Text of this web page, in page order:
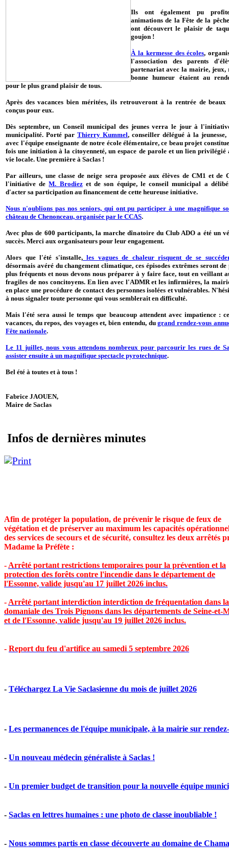
Ils ont également pu
animations de la Fête de la
ont découvert le plaisir de
goujon !
À la kermesse des écoles,
l'association des parents
partenariat avec la mairie, jeux,
bonne humeur étaient au
pour le plus grand plaisir de tous.
Après des vacances bien méritées, ils retrouveront à la rentrée de beaux
conçus pour eux.
Dès septembre, un Conseil municipal des jeunes verra le jour à
municipalité. Porté par Thierry Kummel, conseiller délégué à la
avec l'équipe enseignante de notre école élémentaire, ce beau projet
fois une initiation à la citoyenneté, un espace de parole et un lien privilégié
vie locale. Une première à Saclas !
Par ailleurs, une classe de neige sera proposée aux élèves de CM1 et de
l'initiative deM. Brodiezet de son équipe, le conseil municipal a
d'acter sa participation au financement de cette heureuse initiative.
Nous n'oublions pas nos seniors, qui ont pu participer à une magnifique
château de Chenonceau, organisée par le CCAS.
Avec plus de 600 participants, la marche dînatoire du Club ADO a été un
succès. Merci aux organisateurs pour leur engagement.
Alors que l'été s'installe,les vagues de chaleur risquent de se
désormais avéré du changement climatique, ces épisodes extrêmes seront de
plus fréquents et nous devons nous préparer à y faire face, tout en veillant
fragiles de nos concitoyens. En lien avec l'ADMR et les infirmières, la
en place une procédure de contact des personnes isolées et vulnérables.
à nous signaler toute personne qui vous semblerait en difficulté.
Mais l'été sera aussi le temps que beaucoup attendent avec impatience :
vacances, du repos, des voyages et, bien entendu, dugrand rendez-vous
Fête nationale.
Le 11 juillet, nous vous attendons nombreux pour parcourir les rues de
assister ensuite à un magnifique spectacle pyrotechnique.
Bel été à toutes et à tous !
Fabrice JAOUEN,
Maire de Saclas
Infos de dernières minutes
Afin de protéger la population, de prévenir le risque de feux de
végétation et de préserver au maximum les capacités
des services de secours et de sécurité, consultez les deux arrêtés
Madame la Préfète :
-Arrêté portant restrictions temporaires pour la prévention et la
protection des forêts contre l'incendie dans le département de
l'Essonne, valide jusqu'au 17 juillet 2026 inclus.
-Arrêté portant interdiction interdiction de fréquentation dans
domaniale des Trois Pignons dans les départements de Seine-et-
et de l'Essonne, valide jusqu'au 19 juillet 2026 inclus.
- Report du feu d'artifice au samedi 5 septembre 2026
- Téléchargez La Vie Saclasienne du mois de juillet 2026
- Les permanences de l'équipe municipale, à la mairie sur
- Un nouveau médecin généraliste à Saclas !
- Un premier budget de transition pour la nouvelle équipe
- Saclas en lettres humaines : une photo de classe inoubliable !
- Nous sommes partis en classe découverte au domaine de